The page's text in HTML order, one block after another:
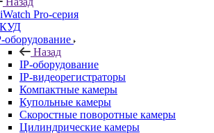
Pro-серия
оборудование
Назад
IP-оборудование
IP-видеорегистраторы
Компактные камеры
Купольные камеры
Скоростные поворотные камеры
Цилиндрические камеры